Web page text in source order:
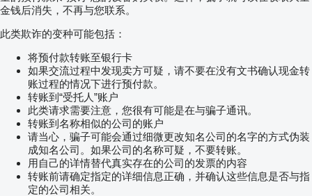
金钱后消失，不再与您联系。
此类欺诈的变种可能包括：
将预付款转账至银行卡
如果交流过程中发现卖方可疑，请不要在没有文书确认现金转
账过程的情况下进行预付款。
转账到“受托人”账户
此类请求需要注意，您很有可能是在与骗子通讯。
转账到名称相似的公司的账户
请当心，骗子可能会通过细微更改知名公司的名字的方式伪装
成知名公司。如果公司的名称可疑，不要转账。
用自己的详情替代真实存在的公司的发票的内容
转账前请确定指定的详细信息正确，并确认这些信息是否与指
定的公司相关。